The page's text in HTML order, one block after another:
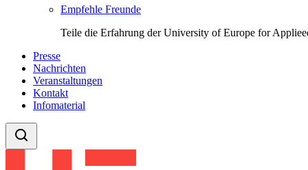
Empfehle Freunde
Teile die Erfahrung der University of Europe for
Presse
Nachrichten
Veranstaltungen
Kontakt
Infomaterial